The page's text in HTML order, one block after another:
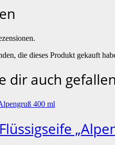
die dieses Produkt gekauft
dir auch